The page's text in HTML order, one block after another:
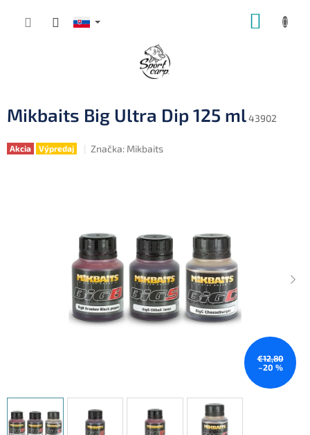
Mikbaits Big Ultra Dip 125 ml43902
Akcia Výpredaj Značka: Mikbaits
€12,80
–20 %